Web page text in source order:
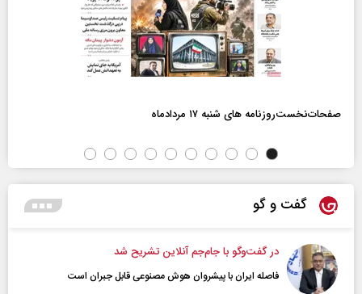
صفحات‌نخست‌روزنامه ها‌ی شنبه ۱۷ مردادماه
گفت و گو
در گفت‌و‌گو با جام‌جم آنلاین تشریح شد
فاصله ایران با پیشرو‌ان هوش مصنوعی قابل جبران است